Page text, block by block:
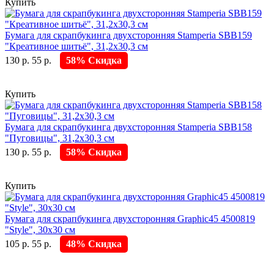
Бумага для скрапбукинга двухсторонняя Stamperia SBB159
"Креативное шитьё", 31,2х30,3 см
130 р. 55 р. 58% Скидка
Купить
Бумага для скрапбукинга двухсторонняя Stamperia SBB158
"Пуговицы", 31,2х30,3 см
130 р. 55 р. 58% Скидка
Купить
Бумага для скрапбукинга двухсторонняя Graphic45 4500819
"Style", 30х30 см
105 р. 55 р. 48% Скидка